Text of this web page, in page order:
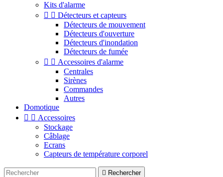
Kits d'alarme
  Détecteurs et capteurs
Détecteurs de mouvement
Détecteurs d'ouverture
Détecteurs d'inondation
Détecteurs de fumée
  Accessoires d'alarme
Centrales
Sirènes
Commandes
Autres
Domotique
  Accessoires
Stockage
Câblage
Ecrans
Capteurs de température corporel
 Rechercher